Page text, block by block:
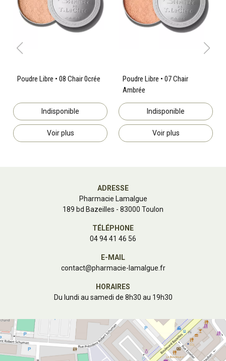
Poudre Libre • 08 Chair 0crée
Indisponible
Voir plus
Poudre Libre • 07 Chair
Ambrée
Indisponible
Voir plus
ADRESSE
Pharmacie Lamalgue
189 bd Bazeilles - 83000 Toulon
TÉLÉPHONE
04 94 41 46 56
E-MAIL
contact@pharmacie-lamalgue.fr
HORAIRES
Du lundi au samedi de 8h30 au 19h30